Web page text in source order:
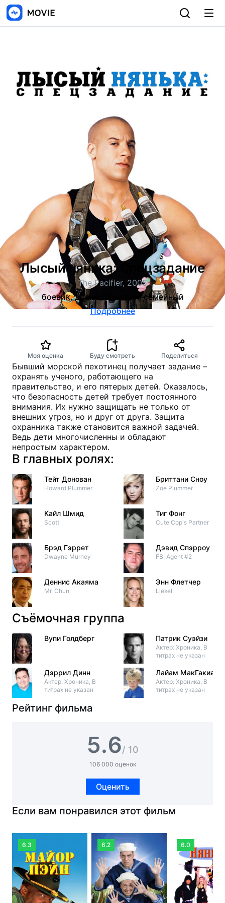
Лысый нянька: Спецзадание
The Pacifier, 2005
боевик, драма, комедия, семейный
Подробнее
Моя оценка Буду смотреть Поделиться
Бывший морской пехотинец получает задание –
охранять ученого, работающего на
правительство, и его пятерых детей. Оказалось,
что безопасность детей требует постоянного
внимания. Их нужно защищать не только от
внешних угроз, но и друг от друга. Защита
охранника также становится важной задачей.
Ведь дети многочисленны и обладают
непростым характером.
В главных ролях:
Тейт Донован
Howard Plummer
Кайл Шмид
Scott
Брэд Гэррет
Dwayne Murney
Деннис Акаяма
Mr. Chun
Бриттани Сноу
Zoe Plummer
Тиг Фонг
Cute Cop's Partner
Дэвид Спэрроу
FBI Agent #2
Энн Флетчер
Liesel
Съёмочная группа
Вупи Голдберг
Дэррил Динн
Актер: Хроника, В
титрах не указан
Патрик Суэйзи
Актер: Хроника, В
титрах не указан
Лайам МакГакиан
Актер: Хроника, В
титрах не указан
Рейтинг фильма
5.6/ 10
106 000 оценок
Оценить
Если вам понравился этот фильм
6.3 6.2 6.0